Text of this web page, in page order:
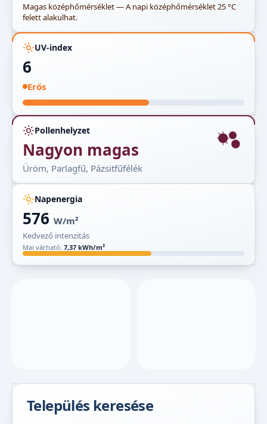
Magas középhőmérséklet — A napi középhőmérséklet 25 °C
felett alakulhat.
UV-index
6
Erős
Pollenhelyzet
Nagyon magas
Üröm, Parlagfű, Pázsitfűfélék
Napenergia
576 W/m²
Kedvező intenzitás
Mai várható: 7,37 kWh/m²
Település keresése